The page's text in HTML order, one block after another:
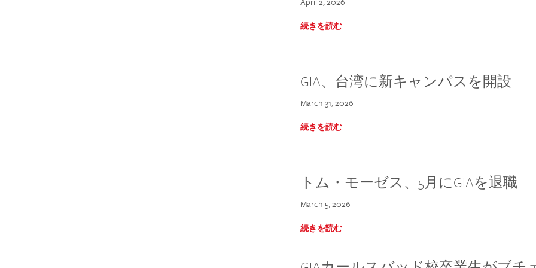
続きを読む
GIA、台湾に新キャンパスを開設
March 31, 2026
続きを読む
トム・モーゼス、5月にGIAを退職
March 5, 2026
続きを読む